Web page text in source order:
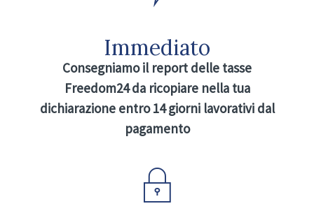
Immediato
Consegniamo il report delle tasse
Freedom24 da ricopiare nella tua
dichiarazione entro 14 giorni lavorativi dal
pagamento